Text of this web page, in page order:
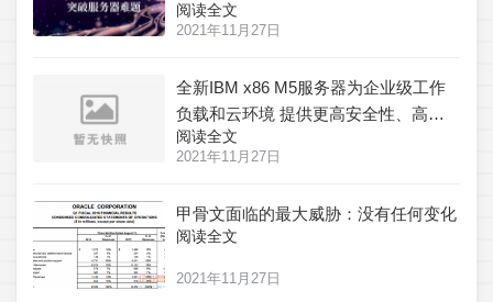
阅读全文
2021年11月27日
全新IBM x86 M5服务器为企业级工作
负载和云环境 提供更高安全性、高效
性、可靠性——提供确保安全性的
Trusted Platform Assurance、确保高能
阅读全文
2021年11月27日
甲骨文面临的最大威胁：没有任何变化
阅读全文
2021年11月27日